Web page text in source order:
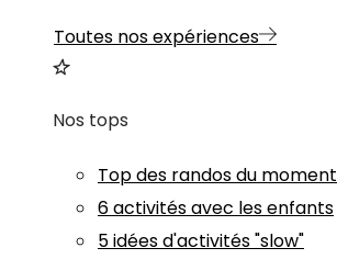
Toutes nos expériences
Nos tops
Top des randos du moment
6 activités avec les enfants
5 idées d'activités "slow"